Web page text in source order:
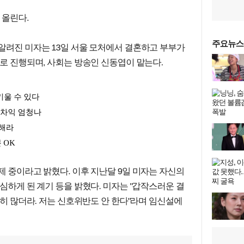
린다.
려진 미자는 13일 서울 모처에서 결혼하고 부부가
진행되며, 사회는 방송인 신동엽이 맡는다.
중이라고 밝혔다. 이후 지난달 9일 미자는 자신의
하게 된 계기 등을 밝혔다. 미자는 "갑작스러운 결
많더라. 저는 신호위반도 안 한다"라며 임신설에
주요뉴스